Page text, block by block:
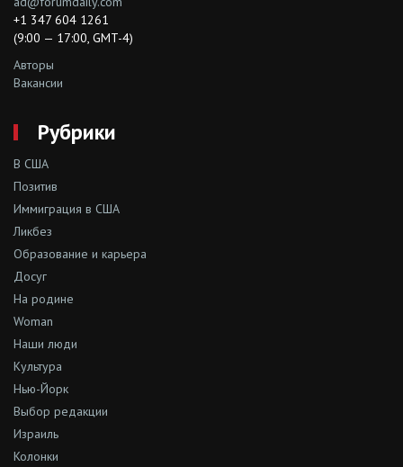
+1 347 604 1261
(9:00 — 17:00, GMT-4)
Авторы
Вакансии
Рубрики
В США
Позитив
Иммиграция в США
Ликбез
Образование и карьера
Досуг
На родине
Woman
Наши люди
Культура
Нью-Йорк
Выбор редакции
Израиль
Колонки